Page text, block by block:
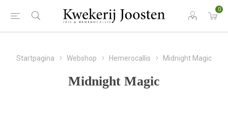
0
Startpagina Webshop Hemerocallis Midnight Magic
Midnight Magic